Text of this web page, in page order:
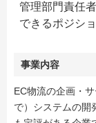
管理部門責任
できるポジショ
事業内容
EC物流の企画・
で）システムの開